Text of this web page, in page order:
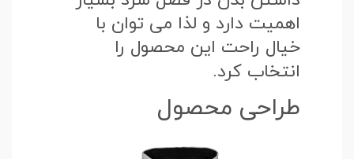
اهمیت دارد و لذا می توان با
خیال راحت این محصول را
انتخاب کرد.
طراحی محصول